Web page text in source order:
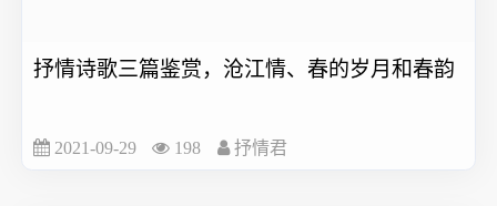
抒情诗歌三篇鉴赏，沧江情、春的岁月和春韵
2021-09-29 198 抒情君